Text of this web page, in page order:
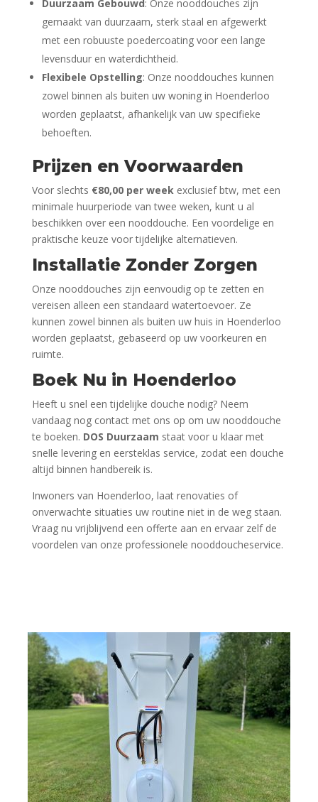
Duurzaam Gebouwd: Onze nooddouches zijn
gemaakt van duurzaam, sterk staal en afgewerkt
met een robuuste poedercoating voor een lange
levensduur en waterdichtheid.
Flexibele Opstelling: Onze nooddouches kunnen
zowel binnen als buiten uw woning in Hoenderloo
worden geplaatst, afhankelijk van uw specifieke
behoeften.
Prijzen en Voorwaarden
Voor slechts €80,00 per weekexclusief btw, met een
minimale huurperiode van twee weken, kunt u al
beschikken over een nooddouche. Een voordelige en
praktische keuze voor tijdelijke alternatieven.
Installatie Zonder Zorgen
Onze nooddouches zijn eenvoudig op te zetten en
vereisen alleen een standaard watertoevoer. Ze
kunnen zowel binnen als buiten uw huis in Hoenderloo
worden geplaatst, gebaseerd op uw voorkeuren en
ruimte.
Boek Nu in Hoenderloo
Heeft u snel een tijdelijke douche nodig? Neem
vandaag nog contact met ons op om uw nooddouche
te boeken. DOS Duurzaam staat voor u klaar met
snelle levering en eersteklas service, zodat een douche
altijd binnen handbereik is.
Inwoners van Hoenderloo, laat renovaties of
onverwachte situaties uw routine niet in de weg staan.
Vraag nu vrijblijvend een offerte aan en ervaar zelf de
voordelen van onze professionele nooddoucheservice.